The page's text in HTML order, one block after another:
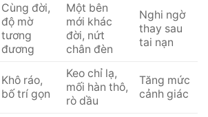
Cùng đời,
độ mờ
tương
đương
Một bên
mới khác
đời, nứt
chân đèn
Nghi ngờ
thay sau
tai nạn
Khô ráo,
bố trí gọn
Keo chỉ lạ,
mối hàn thô,
rò dầu
Tăng mức
cảnh giác